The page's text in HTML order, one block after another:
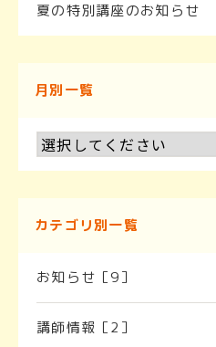
夏の特別講座のお知らせ
月別一覧
カテゴリ別一覧
お知らせ［9］
講師情報［2］